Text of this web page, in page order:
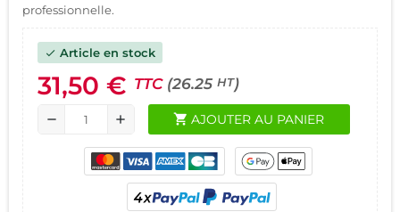
professionnelle.
check Article en stock
31,50 € TTC (26.25 HT)
remove add shopping_cart AJOUTER AU PANIER